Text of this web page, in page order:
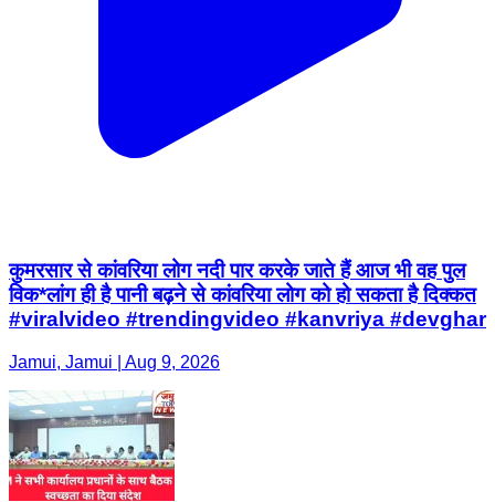
कुमरसार से कांवरिया लोग नदी पार करके जाते हैं आज भी वह पुल
विक*लांग ही है पानी बढ़ने से कांवरिया लोग को हो सकता है दिक्कत
#viralvideo #trendingvideo #kanvriya #devghar
Jamui, Jamui | Aug 9, 2026